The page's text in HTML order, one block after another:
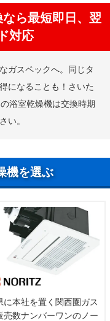
ら最短即日、翌
対応
ガスペックへ。同じタ
になることも！さいた
浴室乾燥機は交換時期
い。
機を選ぶ
に本社を置く関西圏ガス
売数ナンバーワンのノー